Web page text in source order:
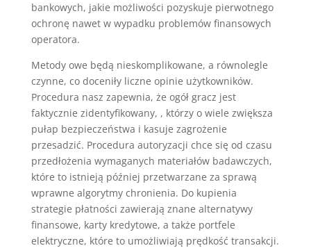
bankowych, jakie możliwości pozyskuje pierwotnego
ochronę nawet w wypadku problemów finansowych
operatora.
Metody owe będą nieskomplikowane, a równolegle
czynne, co doceniły liczne opinie użytkowników.
Procedura nasz zapewnia, że ogół gracz jest
faktycznie zidentyfikowany, , którzy o wiele zwiększa
pułap bezpieczeństwa i kasuje zagrożenie
przesadzić. Procedura autoryzacji chce się od czasu
przedłożenia wymaganych materiałów badawczych,
które to istnieją później przetwarzane za sprawą
wprawne algorytmy chronienia. Do kupienia
strategie płatności zawierają znane alternatywy
finansowe, karty kredytowe, a także portfele
elektryczne, które to umożliwiają prędkość transakcji.